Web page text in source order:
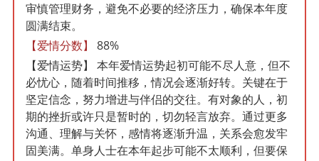
审慎管理财务，避免不必要的经济压力，确保本年度
圆满结束。
【爱情分数】
88%
【爱情运势】
本年爱情运势起初可能不尽人意，但不
必忧心，随着时间推移，情况会逐渐好转。关键在于
坚定信念，努力增进与伴侣的交往。有对象的人，初
期的挫折或许只是暂时的，切勿轻言放弃。通过更多
沟通、理解与关怀，感情将逐渐升温，关系会愈发牢
固美满。单身人士在本年起步可能不太顺利，但要保